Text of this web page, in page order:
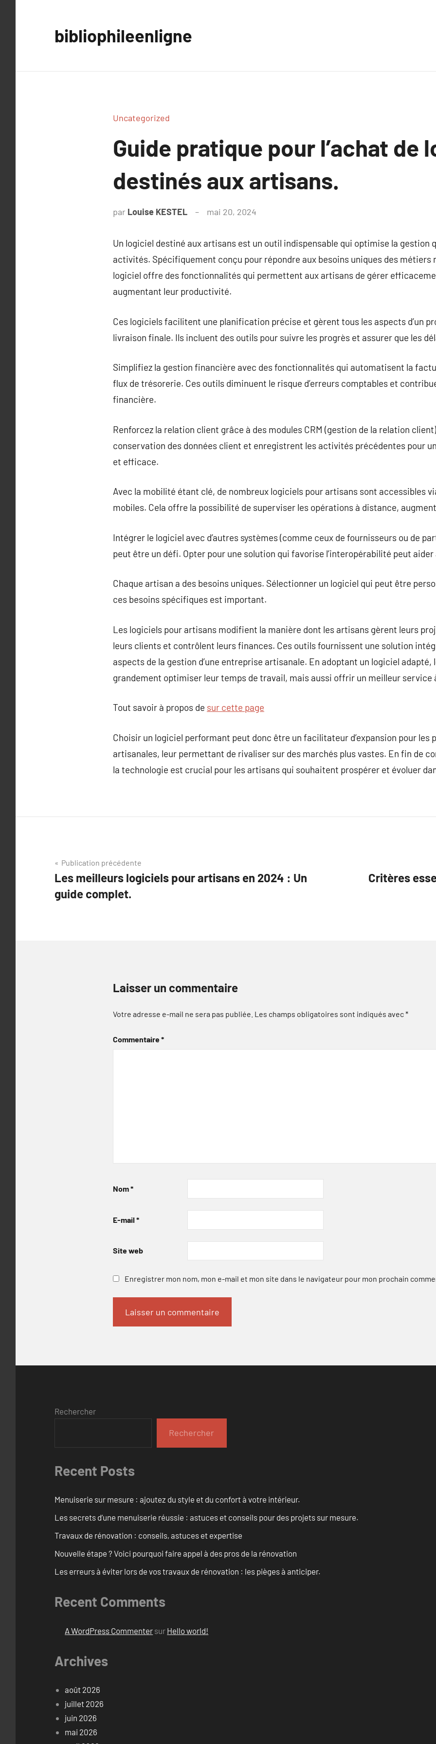
bibliophileenligne
Uncategorized
Guide pratique pour l’achat de
destinés aux artisans.
par Louise KESTEL mai 20, 2024
Un logiciel destiné aux artisans est un outil indispensable qui optimise la gestion
activités. Spécifiquement conçu pour répondre aux besoins uniques des métiers
logiciel offre des fonctionnalités qui permettent aux artisans de gérer
augmentant leur productivité.
Ces logiciels facilitent une planification précise et gèrent tous les aspects d’un
livraison finale. Ils incluent des outils pour suivre les progrès et assurer que les
Simplifiez la gestion financière avec des fonctionnalités qui automatisent la
flux de trésorerie. Ces outils diminuent le risque d’erreurs comptables et
financière.
Renforcez la relation client grâce à des modules CRM (gestion de la relation
conservation des données client et enregistrent les activités précédentes pour
et efficace.
Avec la mobilité étant clé, de nombreux logiciels pour artisans sont accessibles
mobiles. Cela offre la possibilité de superviser les opérations à distance,
Intégrer le logiciel avec d’autres systèmes (comme ceux de fournisseurs ou de
peut être un défi. Opter pour une solution qui favorise l’interopérabilité peut
Chaque artisan a des besoins uniques. Sélectionner un logiciel qui peut être
ces besoins spécifiques est important.
Les logiciels pour artisans modifient la manière dont les artisans gèrent leurs
leurs clients et contrôlent leurs finances. Ces outils fournissent une solution
aspects de la gestion d’une entreprise artisanale. En adoptant un logiciel adapté,
grandement optimiser leur temps de travail, mais aussi offrir un meilleur service
Tout savoir à propos de sur cette page
Choisir un logiciel performant peut donc être un facilitateur d’expansion pour les
artisanales, leur permettant de rivaliser sur des marchés plus vastes. En fin de
la technologie est crucial pour les artisans qui souhaitent prospérer et évoluer
Navigation
de
l’article
Publication précédente
Les meilleurs logiciels pour artisans en 2024 : Un
guide complet.
Critères
Laisser un commentaire
Votre adresse e-mail ne sera pas publiée. Les champs obligatoires sont indiqués avec*
Commentaire*
Nom*
E-mail *
Site web
Enregistrer mon nom, mon e-mail et mon site dans le navigateur pour mon prochain
Rechercher
Rechercher
Recent Posts
Menuiserie sur mesure : ajoutez du style et du confort à votre intérieur.
Les secrets d’une menuiserie réussie : astuces et conseils pour des projets sur mesure.
Travaux de rénovation : conseils, astuces et expertise
Nouvelle étape ? Voici pourquoi faire appel à des pros de la rénovation
Les erreurs à éviter lors de vos travaux de rénovation : les pièges à anticiper.
Recent Comments
A WordPress Commenter sur Hello world!
Archives
août 2026
juillet 2026
juin 2026
mai 2026